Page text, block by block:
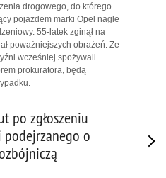
drogowego, do którego
pojazdem marki Opel nagle
55-latek zginął na
poważniejszych obrażeń. Ze
wcześniej spożywali
prokuratora, będą
po zgłoszeniu
podejrzanego o